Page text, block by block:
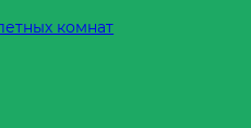
комнат